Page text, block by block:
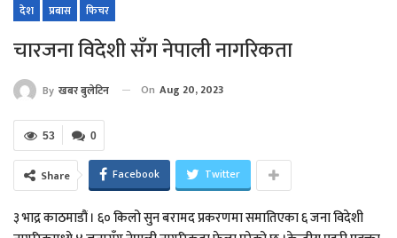
देश प्रबास फिचर
चारजना विदेशी सँग नेपाली नागरिकता
By खबर बुलेटिन On Aug 20, 2023
0
53
Share Facebook Twitter
३ भाद्र काठमाडौं । ६० किलो सुन बरामद प्रकरणमा समातिएका ६ जना विदेशी